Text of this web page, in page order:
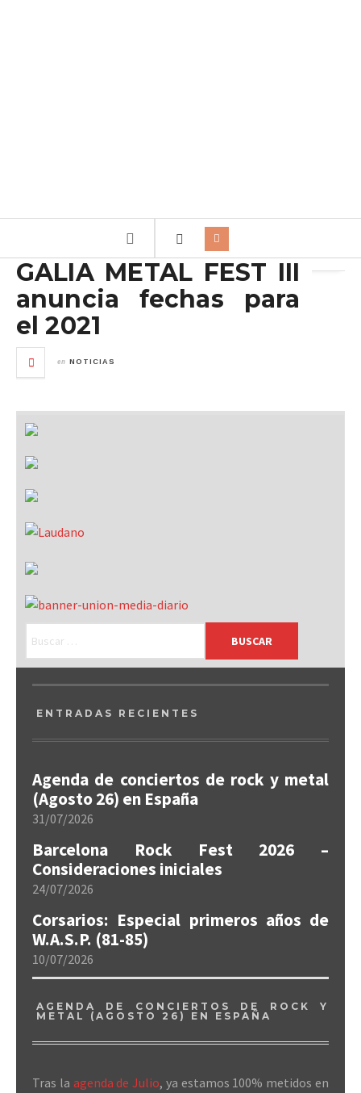
POWER QUEST
GALIA METAL FEST III
anuncia fechas para
el 2021
en NOTICIAS
ENTRADAS RECIENTES
Agenda de conciertos de rock y metal
(Agosto 26) en España
31/07/2026
Barcelona Rock Fest 2026 –
Consideraciones iniciales
24/07/2026
Corsarios: Especial primeros años de
W.A.S.P. (81-85)
10/07/2026
AGENDA DE CONCIERTOS DE ROCK Y
METAL (AGOSTO 26) EN ESPAÑA
Tras la agenda de Julio, ya estamos 100% metidos en